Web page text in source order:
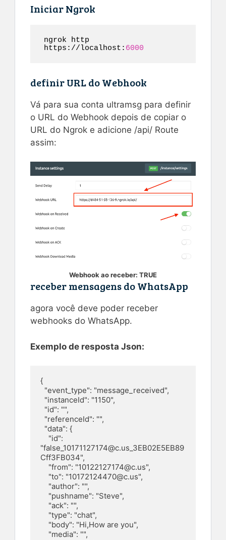
Iniciar Ngrok
ngrok http
https://localhost: 6000
definir URL do Webhook
Vá para sua conta ultramsg para definir
o URL do Webhook depois de copiar o
URL do Ngrok e adicione /api/ Route
assim:
Webhook ao receber: TRUE
receber mensagens do WhatsApp
agora você deve poder receber
webhooks do WhatsApp.
Exemplo de resposta Json:
{
"false_10171127174@c.us _3EB02E5EB89
Cff3FB034",
    "from": "
10122127174@c.us",
    "to": "
10172124470@c.us",